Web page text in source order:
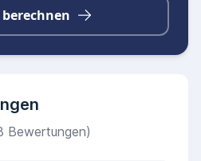
Bewertungen)